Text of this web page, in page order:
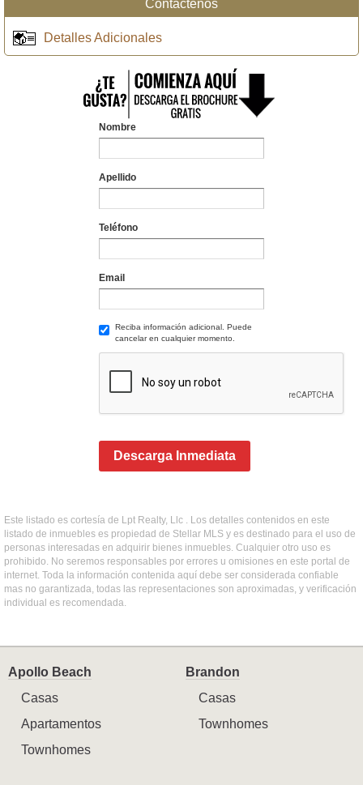
Contáctenos
Detalles Adicionales
Nombre
Apellido
Teléfono
Email
Reciba información adicional. Puede
cancelar en cualquier momento.
Descarga Inmediata
Este listado es cortesía de Lpt Realty, Llc . Los detalles contenidos en este
listado de inmuebles es propiedad de Stellar MLS y es destinado para el uso de
personas interesadas en adquirir bienes inmuebles. Cualquier otro uso es
prohibido. No seremos responsables por errores u omisiones en este portal de
internet. Toda la información contenida aquí debe ser considerada confiable
mas no garantizada, todas las representaciones son aproximadas, y verificación
individual es recomendada.
Apollo Beach
Casas
Apartamentos
Townhomes
Brandon
Casas
Townhomes